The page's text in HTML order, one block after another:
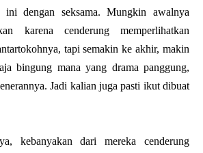
dengan seksama. Mungkin awalnya
karena cenderung memperlihatkan
tapi semakin ke akhir, makin
bingung mana yang drama panggung,
Jadi kalian juga pasti ikut dibuat
kebanyakan dari mereka cenderung